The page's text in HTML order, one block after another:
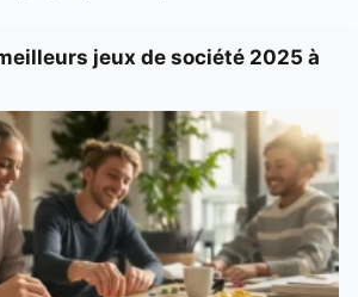
jeux de société 2025 à